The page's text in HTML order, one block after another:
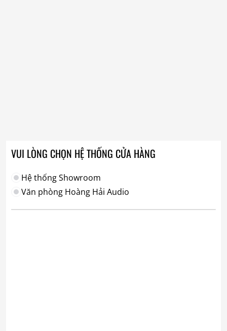
VUI LÒNG CHỌN HỆ THỐNG CỬA HÀNG
Hệ thống Showroom
Văn phòng Hoàng Hải Audio